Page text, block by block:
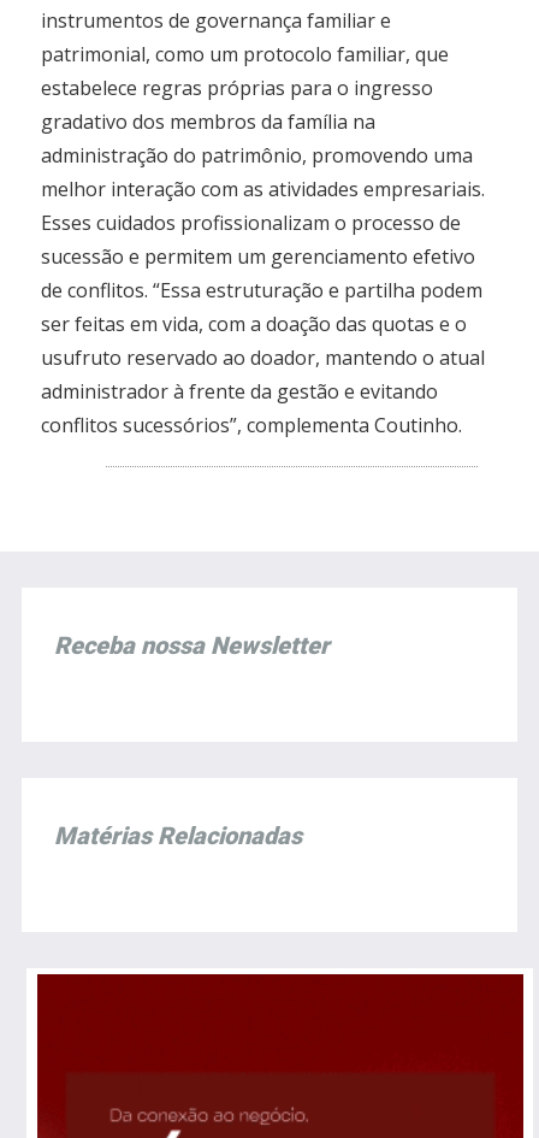
instrumentos de governança familiar e
patrimonial, como um protocolo familiar, que
estabelece regras próprias para o ingresso
gradativo dos membros da família na
administração do patrimônio, promovendo uma
melhor interação com as atividades empresariais.
Esses cuidados profissionalizam o processo de
sucessão e permitem um gerenciamento efetivo
de conflitos. “Essa estruturação e partilha podem
ser feitas em vida, com a doação das quotas e o
usufruto reservado ao doador, mantendo o atual
administrador à frente da gestão e evitando
conflitos sucessórios”, complementa Coutinho.
Receba nossa Newsletter
Matérias Relacionadas